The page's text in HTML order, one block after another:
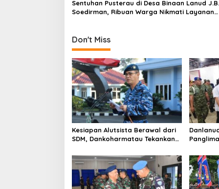
o
Sentuhan Pusterau di Desa Binaan Lanud J.B.
Soedirman, Ribuan Warga Nikmati Layanan
Don't Miss
Kesiapan Alutsista Berawal dari
SDM, Dankoharmatau Tekankan
Keselamatan
Bogor